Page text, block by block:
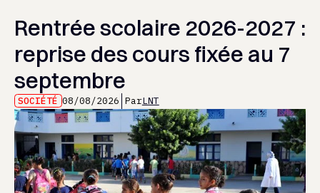
Rentrée scolaire 2026-2027 :
reprise des cours fixée au 7
septembre
SOCIÉTÉ 08/08/2026 ParLNT